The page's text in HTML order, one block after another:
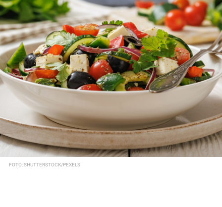
FOTO: SHUTTERSTOCK/PEXELS